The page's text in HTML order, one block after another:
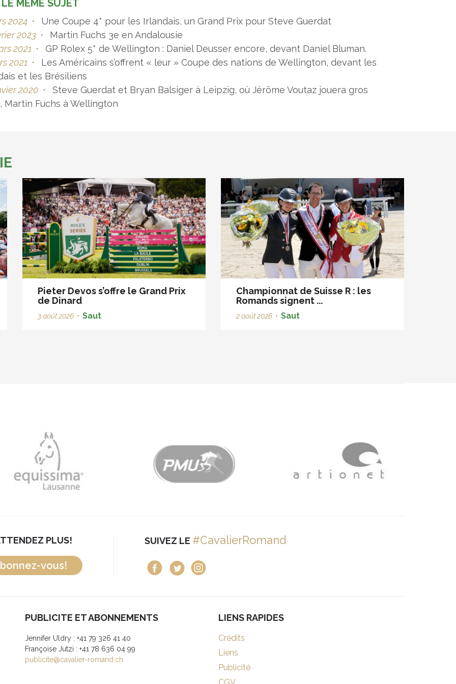
MÊME SUJET
2024 •
Une Coupe 4* pour les Irlandais, un Grand Prix pour Steve Guerdat
2023 •
Martin Fuchs 3e en Andalousie
2021 •
GP Rolex 5* de Wellington : Daniel Deusser encore, devant Daniel Bluman.
2021 •
Les Américains s’offrent « leur » Coupe des nations de Wellington, devant les
et les Brésiliens
2020 •
Steve Guerdat et Bryan Balsiger à Leipzig, où Jérôme Voutaz jouera gros
Martin Fuchs à Wellington
Pieter Devos s’offre le Grand Prix
de Dinard
3 août 2026 • Saut
Championnat de Suisse R : les
Romands signent ...
2 août 2026 • Saut
PLUS!
vous!
SUIVEZ LE #CavalierRomand
PUBLICITE ET ABONNEMENTS
Jennifer Uldry : +41 79 326 41 40
Françoise Jutzi : +41 78 636 04 99
publicite@cavalier-romand.ch
LIENS RAPIDES
Crédits
Liens
Publicité